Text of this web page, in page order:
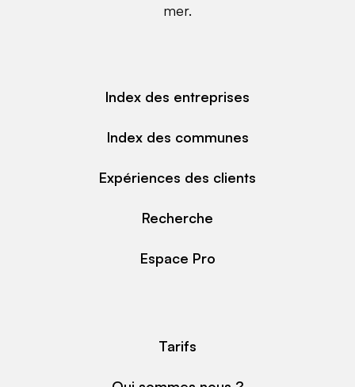
mer.
Index des entreprises
Index des communes
Expériences des clients
Recherche
Espace Pro
Tarifs